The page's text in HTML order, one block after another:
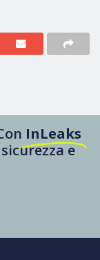
InLeaks
e